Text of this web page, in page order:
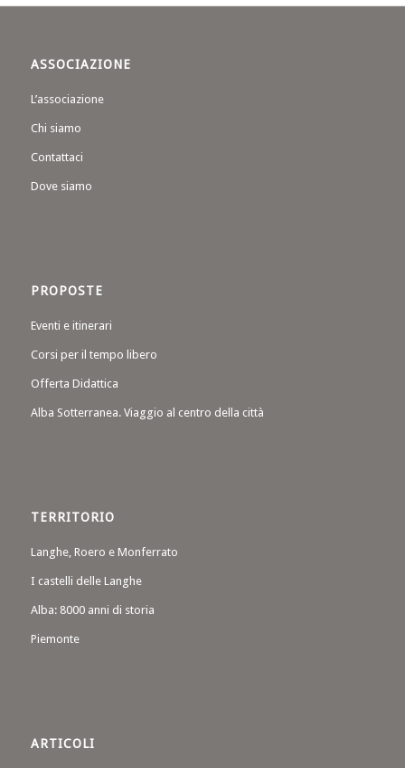
ASSOCIAZIONE
L’associazione
Chi siamo
Contattaci
Dove siamo
PROPOSTE
Eventi e itinerari
Corsi per il tempo libero
Offerta Didattica
Alba Sotterranea. Viaggio al centro della città
TERRITORIO
Langhe, Roero e Monferrato
I castelli delle Langhe
Alba: 8000 anni di storia
Piemonte
ARTICOLI